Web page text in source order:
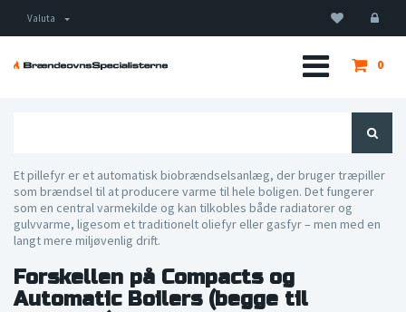
Valuta
0
Et pillefyr er et automatisk biobrændselsanlæg, der bruger træpiller
som brændsel til at producere varme til hele boligen. Det fungerer
som en central varmekilde og kan tilkobles både radiatorer og
gulvvarme, ligesom et traditionelt oliefyr eller gasfyr – men med en
langt mere miljøvenlig drift.
Forskellen på Compacts og
Automatic Boilers (begge til